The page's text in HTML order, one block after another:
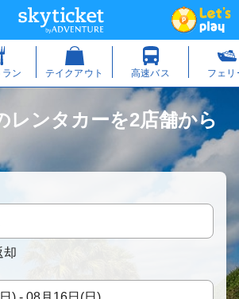
レンタカーを2店舗から
却